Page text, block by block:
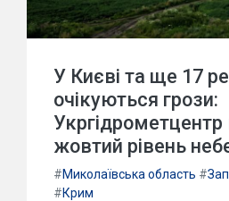
У Києві та ще 17
очікуються грози:
жовтий рівень
#Миколаївська область #
#Крим